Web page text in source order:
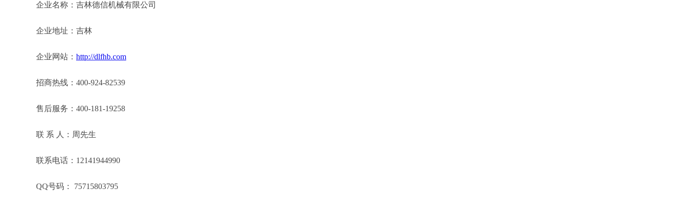
企业名称：吉林德信机械有限公司
企业地址：吉林
企业网站： http://dlfhb.com
招商热线：400-924-82539
售后服务：400-181-19258
联 系 人：周先生
联系电话：12141944990
QQ号码： 75715803795